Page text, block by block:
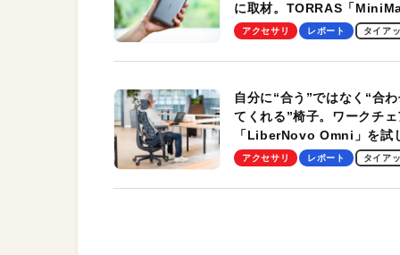
に取材。TORRAS「
Pro」の実機レビューも
アクセサリ レポート タイア
自分に“合う”ではなく“合
てくれる”椅子。ワークチェ
「LiberNovo Omni」を試
わかったその魅力。まさか
アクセサリ レポート タイア